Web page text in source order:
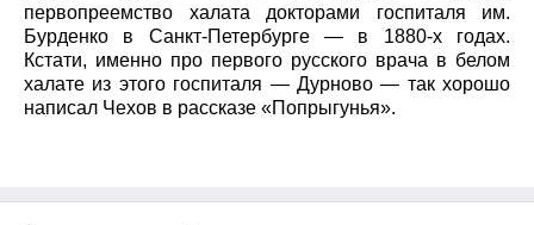
первопреемство халата докторами госпиталя им.
Бурденко в Санкт-Петербурге — в 1880-х годах.
Кстати, именно про первого русского врача в белом
халате из этого госпиталя — Дурново — так хорошо
написал Чехов в рассказе «Попрыгунья».